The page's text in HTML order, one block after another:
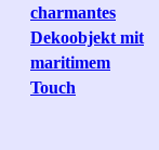
charmantes
Dekoobjekt mit
maritimem
Touch